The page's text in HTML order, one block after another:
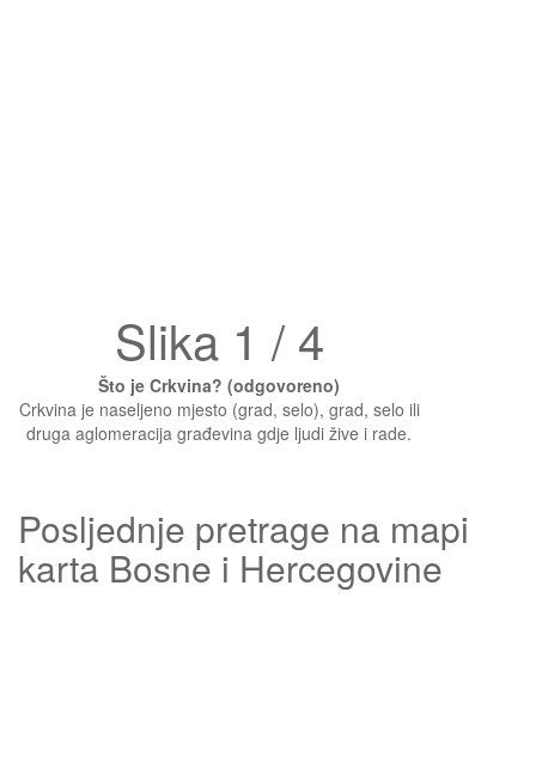
Slika 1 / 4
Što je Crkvina? (odgovoreno)
Crkvina je naseljeno mjesto (grad, selo), grad, selo ili
druga aglomeracija građevina gdje ljudi žive i rade.
Posljednje pretrage na mapi
karta Bosne i Hercegovine